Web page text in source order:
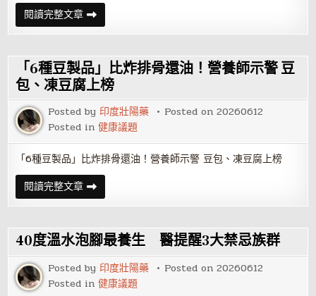
司
與
協
定
天
然
氣
純
車
卡
車
運
輸
船
閱讀完整文章Lockton
2026
財
年
度
收
入
增
至
45
億
美
元
「6種豆製品」比炸排骨還油！營養師示警 豆
包、凍豆腐上榜
Posted by 印度壯陽藥 Posted on20260612
Posted in健康議題
「6種豆製品」比炸排骨還油！營養師示警 豆包、凍豆腐上榜
閱讀完整文章「6
種
豆
品」
比
炸
排
骨
還
油！
40度溫水泡腳最養生 醫提醒3大禁忌族群
Posted by 印度壯陽藥 Posted on20260612
Posted in健康議題